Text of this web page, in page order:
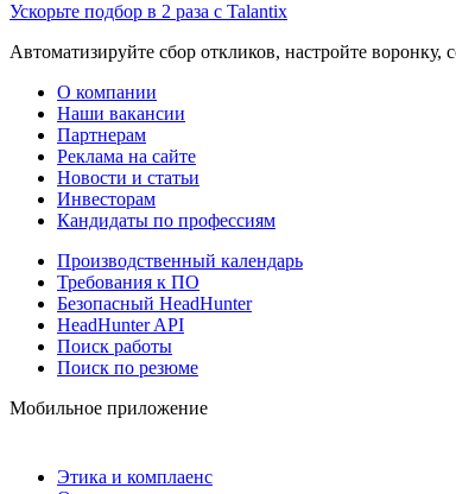
Ускорьте подбор в 2 раза с Talantix
Автоматизируйте сбор откликов, настройте воронку,
О компании
Наши вакансии
Партнерам
Реклама на сайте
Новости и статьи
Инвесторам
Кандидаты по профессиям
Производственный календарь
Требования к ПО
Безопасный HeadHunter
HeadHunter API
Поиск работы
Поиск по резюме
Мобильное приложение
Этика и комплаенс